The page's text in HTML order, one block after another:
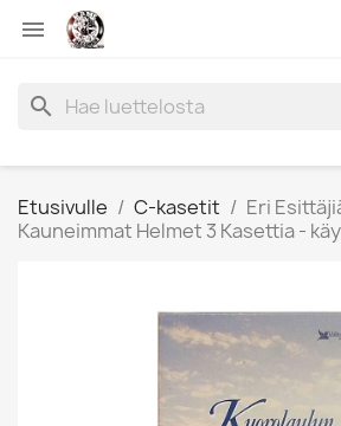

search
Etusivulle C-kasetit
Eri
Kauneimmat Helmet 3 Kasettia -